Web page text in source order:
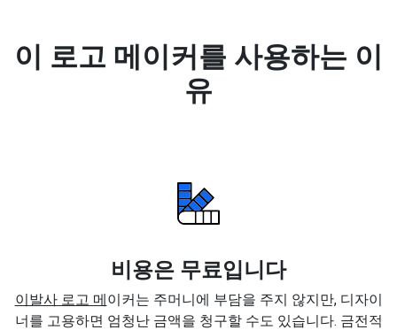
이 로고 메이커를 사용하는 이
유
비용은 무료입니다
이발사 로고 메이커는 주머니에 부담을 주지 않지만, 디자이
너를 고용하면 엄청난 금액을 청구할 수도 있습니다. 금전적